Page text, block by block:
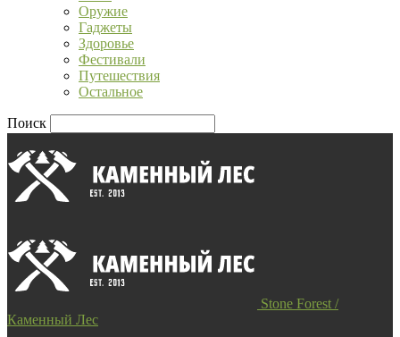
Оружие
Гаджеты
Здоровье
Фестивали
Путешествия
Остальное
Поиск
Stone Forest /
Каменный Лес